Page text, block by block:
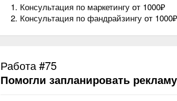
Консультация по маркетингу от 1000₽
Консультация по фандрайзингу от 1000₽
Работа #75
Помогли запланировать